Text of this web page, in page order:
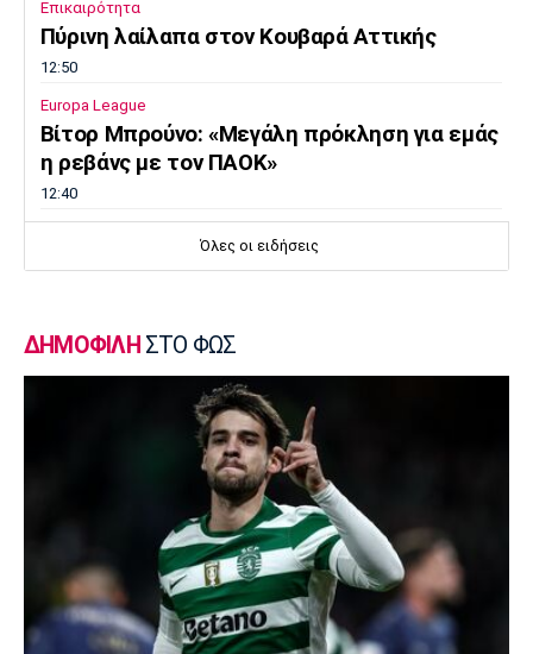
Επικαιρότητα
Πύρινη λαίλαπα στον Κουβαρά Αττικής
12:50
Europa League
Βίτορ Μπρούνο: «Μεγάλη πρόκληση για εμάς
η ρεβάνς με τον ΠΑΟΚ»
12:40
Στην Καρδίτσα ο Τζόρνταν ΜακΡέι
Βόλος: Σέντρα στο τουρνουά φιλανθρωπικού
Ιραόλα: «Δεν μπορούμε να διατηρήσουμε το
επίπεδο που θέλουμε»
Super League 1
Πρόταση του Ολυμπιακού στην Τουλούζ για
τον Κρίστιαν Κάσερες
Όλες οι ειδήσεις
ΔΗΜΟΦΙΛΗ ΣΤΟ ΦΩΣ